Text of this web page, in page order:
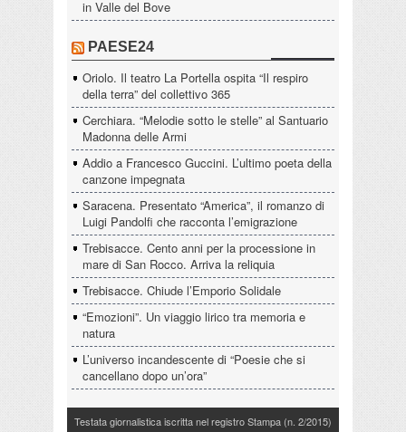
in Valle del Bove
PAESE24
Oriolo. Il teatro La Portella ospita “Il respiro
della terra” del collettivo 365
Cerchiara. “Melodie sotto le stelle” al Santuario
Madonna delle Armi
Addio a Francesco Guccini. L’ultimo poeta della
canzone impegnata
Saracena. Presentato “America”, il romanzo di
Luigi Pandolfi che racconta l’emigrazione
Trebisacce. Cento anni per la processione in
mare di San Rocco. Arriva la reliquia
Trebisacce. Chiude l’Emporio Solidale
“Emozioni”. Un viaggio lirico tra memoria e
natura
L’universo incandescente di “Poesie che si
cancellano dopo un’ora”
Testata giornalistica iscritta nel registro Stampa (n. 2/2015)